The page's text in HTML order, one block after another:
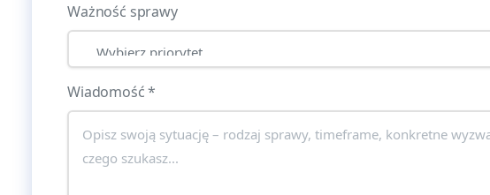
Ważność sprawy
Wiadomość*